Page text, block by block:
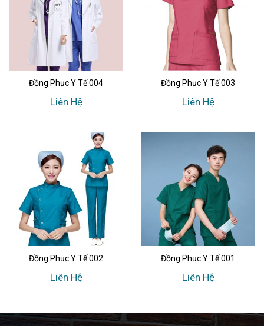
Đồng Phục Y Tế 004
Liên Hệ
Đồng Phục Y Tế 003
Liên Hệ
Đồng Phục Y Tế 002
Liên Hệ
Đồng Phục Y Tế 001
Liên Hệ